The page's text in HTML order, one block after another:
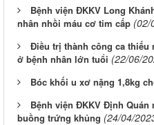
Bệnh viện ĐKKV Long
nhân nhồi máu cơ tim cấp (02/
Điều trị thành công ca thiếu
ở bệnh nhân lớn tuổi (22/06/
Bóc khối u xơ nặng 1,8kg
Bệnh viện ĐKKV Định Quán
buồng trứng khủng (24/04/